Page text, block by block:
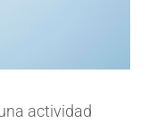
actividad